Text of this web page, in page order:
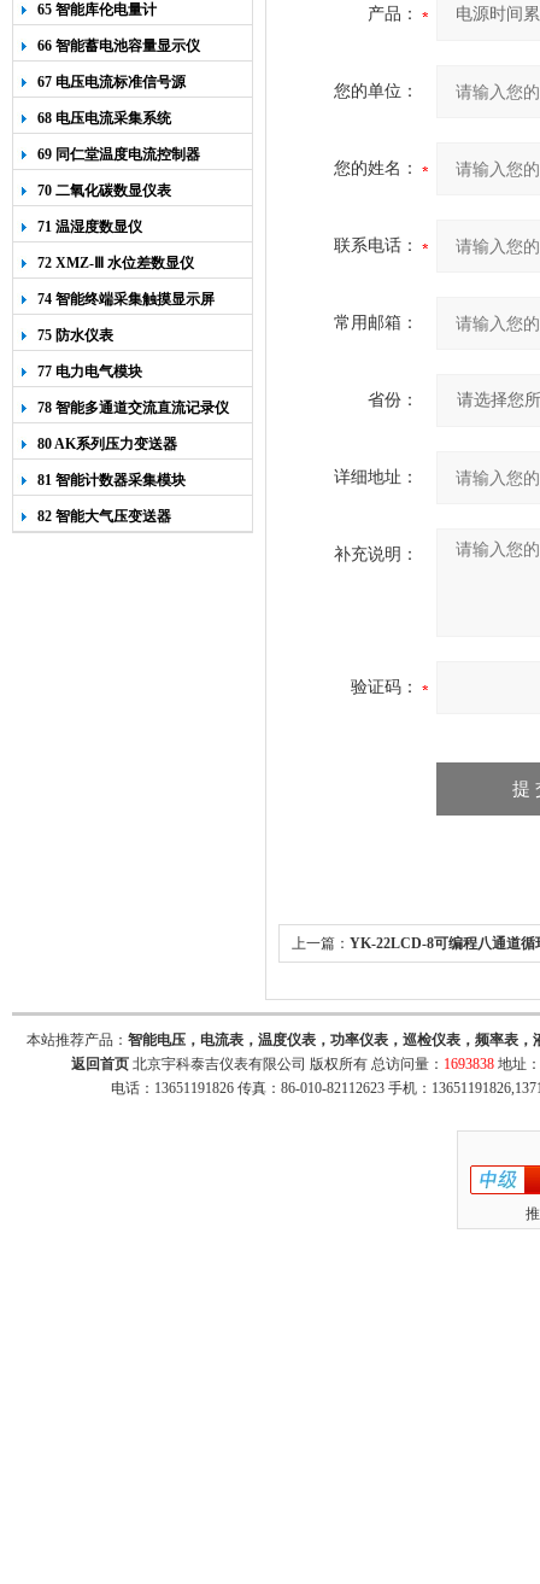
65 智能库伦电量计
66 智能蓄电池容量显示仪
67 电压电流标准信号源
68 电压电流采集系统
69 同仁堂温度电流控制器
70 二氧化碳数显仪表
71 温湿度数显仪
72 XMZ-Ⅲ 水位差数显仪
74 智能终端采集触摸显示屏
75 防水仪表
77 电力电气模块
78 智能多通道交流直流记录仪
80 AK系列压力变送器
81 智能计数器采集模块
82 智能大气压变送器
产品：
您的单位：
您的姓名：
联系电话：
常用邮箱：
省份：
详细地址：
补充说明：
验证码：
上一篇： YK-22LCD-8可编程八通道循
本站推荐产品： 智能电压，电流表，温度仪表，功率仪表，巡检仪表，频率表
返回首页 北京宇科泰吉仪表有限公司 版权所有 总访问量： 1693838 地址
电话：13651191826 传真：86-010-82112623 手机：